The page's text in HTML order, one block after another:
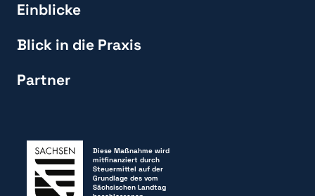
Einblicke
Blick in die Praxis
Partner
Diese Maßnahme wird
mitfinanziert durch
Steuermittel auf der
Grundlage des vom
Sächsischen Landtag